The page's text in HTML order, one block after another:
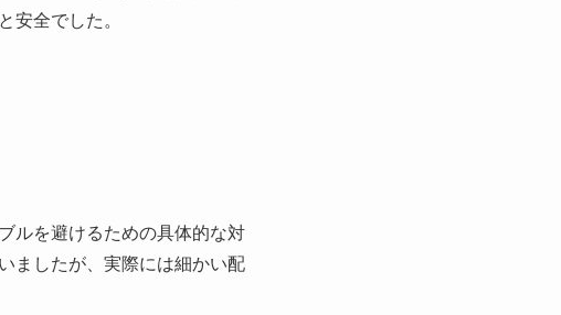
安全でした。
ルを避けるための具体的な対
ましたが、実際には細かい配